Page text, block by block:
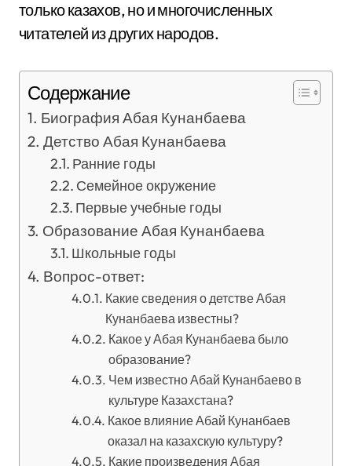
только казахов, но и многочисленных
читателей из других народов.
Содержание
Биография Абая Кунанбаева
Детство Абая Кунанбаева
Ранние годы
Семейное окружение
Первые учебные годы
Образование Абая Кунанбаева
Школьные годы
Вопрос-ответ:
Какие сведения о детстве Абая
Кунанбаева известны?
Какое у Абая Кунанбаева было
образование?
Чем известно Абай Кунанбаево в
культуре Казахстана?
Какое влияние Абай Кунанбаев
оказал на казахскую культуру?
Какие произведения Абая